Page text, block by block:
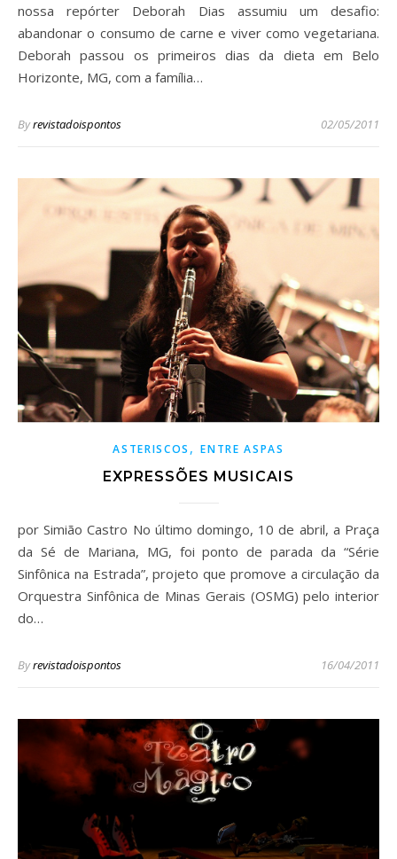
nossa repórter Deborah Dias assumiu um desafio:
abandonar o consumo de carne e viver como vegetariana.
Deborah passou os primeiros dias da dieta em Belo
Horizonte, MG, com a família…
Byrevistadoispontos 02/05/2011
ASTERISCOS ,ENTRE ASPAS
EXPRESSÕES MUSICAIS
por Simião Castro No último domingo, 10 de abril, a Praça
da Sé de Mariana, MG, foi ponto de parada da “Série
Sinfônica na Estrada”, projeto que promove a circulação da
Orquestra Sinfônica de Minas Gerais (OSMG) pelo interior
do…
Byrevistadoispontos 16/04/2011